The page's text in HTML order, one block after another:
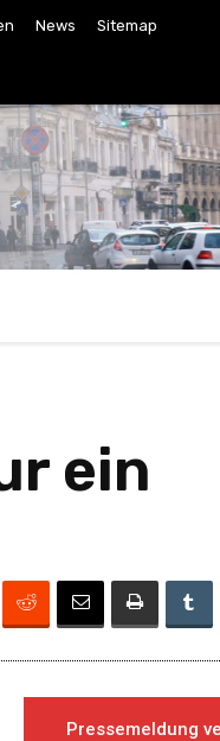
News Sitemap
ein
Pressemeldung